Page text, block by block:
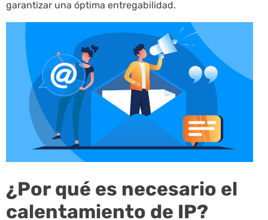
garantizar una óptima entregabilidad.
¿Por qué es necesario el
calentamiento de IP?